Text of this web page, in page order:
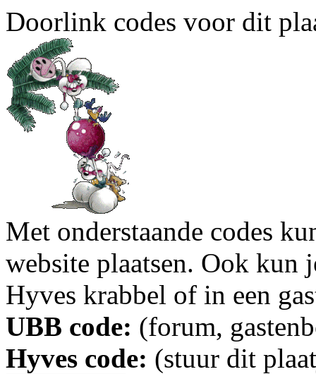
Doorlink codes voor dit
Met onderstaande codes
website plaatsen. Ook kun
Hyves krabbel of in een
UBB code: (forum,
Hyves code: (stuur dit